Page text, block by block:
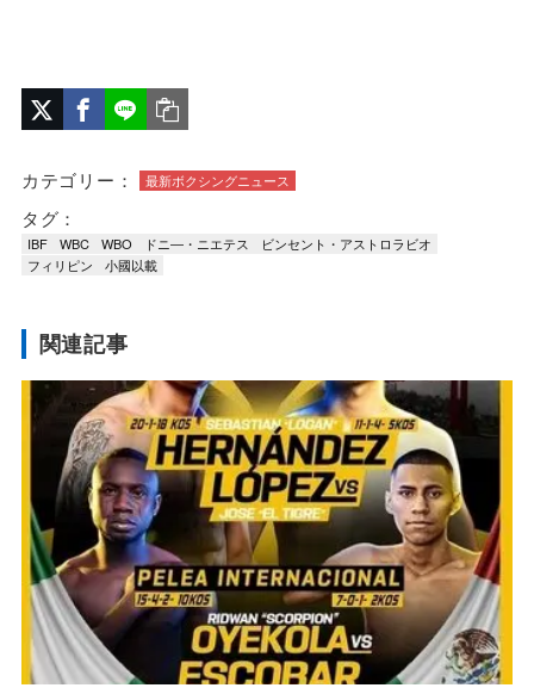
カテゴリー： 最新ボクシングニュース
タグ：
IBF WBC WBO ドニ―・ニエテス
ビンセント・アストロラビオ
フィリピン
小國以載
関連記事